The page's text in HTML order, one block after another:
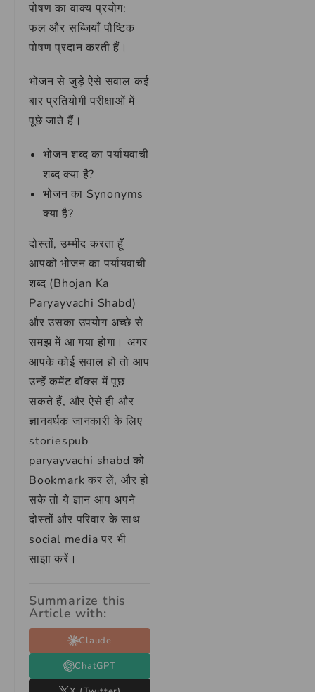
पोषण का वाक्य प्रयोग:
फल और सब्जियाँ पौष्टिक
पोषण प्रदान करती हैं।
भोजन से जुड़े ऐसे सवाल कई
बार प्रतियोगी परीक्षाओं में
पूछे जाते हैं।
भोजन शब्द का पर्यायवाची
शब्द क्या है?
भोजन का Synonyms
क्या है?
दोस्तों, उम्मीद करता हूँ
आपको भोजन का पर्यायवाची
शब्द (Bhojan Ka
Paryayvachi Shabd)
और उसका उपयोग अच्छे से
समझ में आ गया होगा। अगर
आपके कोई सवाल हों तो आप
उन्हें कमेंट बॉक्स में पूछ
सकते हैं, और ऐसे ही और
ज्ञानवर्धक जानकारी के लिए
storiespub
paryayvachi shabd को
Bookmark कर लें, और हो
सके तो ये ज्ञान आप अपने
दोस्तों और परिवार के साथ
social media पर भी
साझा करें।
Summarize this
Article with:
Claude
ChatGPT